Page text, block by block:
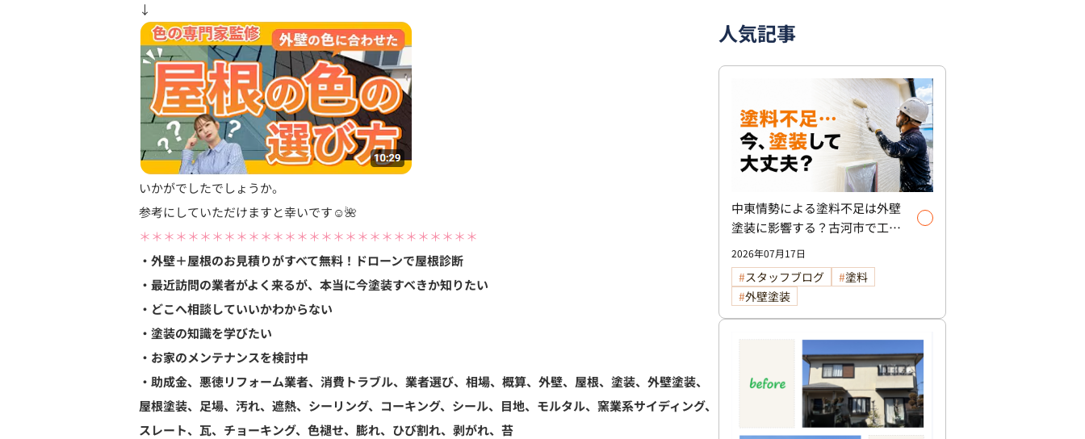
↓
いかがでしたでしょうか。
参考にしていただけますと幸いです☺️🌺
＊＊＊＊＊＊＊＊＊＊＊＊＊＊＊＊＊＊＊＊＊＊＊＊＊＊＊＊
・外壁＋屋根のお見積りがすべて無料！ドローンで屋根診断
・最近訪問の業者がよく来るが、本当に今塗装すべきか知りたい
・どこへ相談していいかわからない
・塗装の知識を学びたい
・お家のメンテナンスを検討中
・助成金、悪徳リフォーム業者、消費トラブル、業者選び、相場、概算、外壁、屋根、塗装、外壁塗装、
屋根塗装、足場、汚れ、遮熱、シーリング、コーキング、シール、目地、モルタル、窯業系サイディング、
スレート、瓦、チョーキング、色褪せ、膨れ、ひび割れ、剥がれ、苔
人気記事
中東情勢による塗料不足は外壁
塗装に影響する？古河市で工事
を検討中の方へ
2026年07月17日
スタッフブログ
塗料
外壁塗装